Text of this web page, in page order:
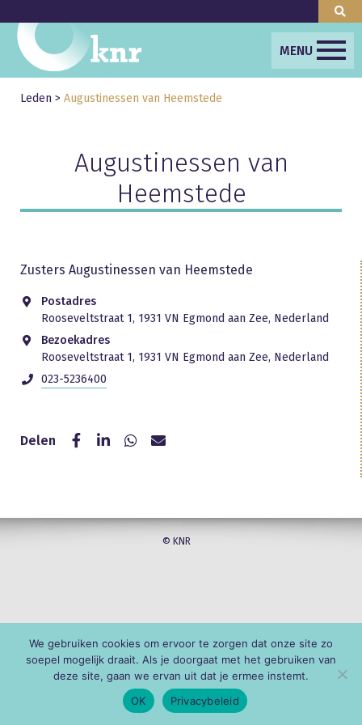
MENU
Leden > Augustinessen van Heemstede
Augustinessen van
Heemstede
Zusters Augustinessen van Heemstede
Postadres
Rooseveltstraat 1, 1931 VN Egmond aan Zee, Nederland
Bezoekadres
Rooseveltstraat 1, 1931 VN Egmond aan Zee, Nederland
023-5236400
Delen
© KNR
We gebruiken cookies om ervoor te zorgen dat onze site zo
soepel mogelijk draait. Als je doorgaat met het gebruiken van
deze site, gaan we ervan uit dat je ermee instemt.
OK
Privacybeleid